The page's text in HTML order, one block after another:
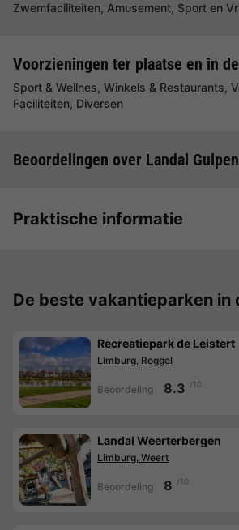
Zwemfaciliteiten, Amusement, Sport en
Voorzieningen ter plaatse en in
Sport & Wellnes, Winkels & Restaurants,
Faciliteiten, Diversen
Beoordelingen over Landal Gulpen
Praktische informatie
De beste vakantieparken in
Recreatiepark de Leistert
Limburg, Roggel
Beoordeling 8.3 /10
Landal Weerterbergen
Limburg, Weert
Beoordeling 8 /10